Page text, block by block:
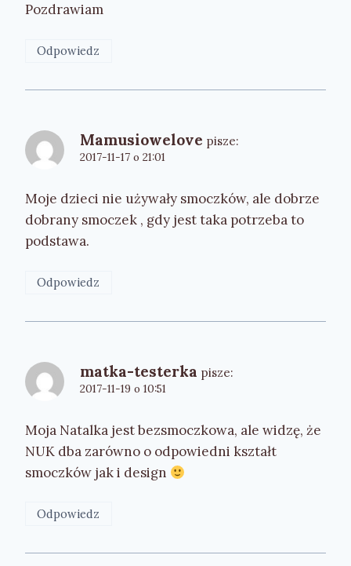
Pozdrawiam
Odpowiedz
Mamusiowelove pisze:
2017-11-17 o 21:01
Moje dzieci nie używały smoczków, ale dobrze
dobrany smoczek , gdy jest taka potrzeba to
podstawa.
Odpowiedz
matka-testerka pisze:
2017-11-19 o 10:51
Moja Natalka jest bezsmoczkowa, ale widzę, że
NUK dba zarówno o odpowiedni kształt
smoczków jak i design
Odpowiedz